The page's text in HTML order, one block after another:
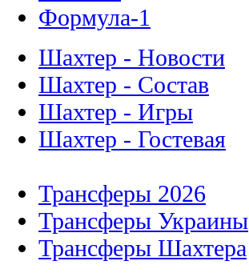
Формула-1
Шахтер - Новости
Шахтер - Состав
Шахтер - Игры
Шахтер - Гостевая
Трансферы 2026
Трансферы Украины
Трансферы Шахтера